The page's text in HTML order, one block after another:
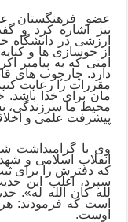
عضو فرهنگستان
نیز اشاره کرد و
ارزشی در دانشگاه
از جوسازی ها و
امتی که به پیامبر
دارد. چارچوب های
مقررات را رعایت
مان برای خدا باشد.
محیط ما سرزندگی،
پیشرفت علمی و
انقلاب اسلامی و
که دفترش را برای
سپرد، اغلب این
لله كان الله له».
است که فرمودند:
اوست.